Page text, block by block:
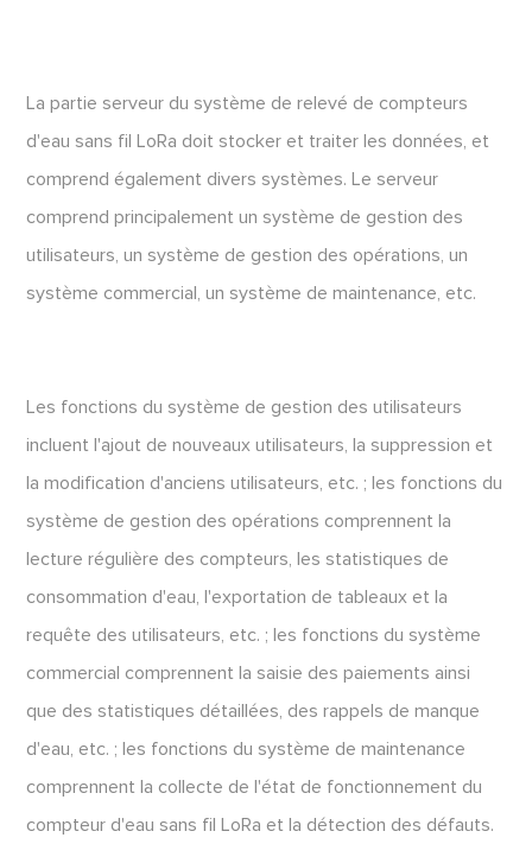
La partie serveur du système de relevé de compteurs
d'eau sans fil LoRa doit stocker et traiter les données, et
comprend également divers systèmes. Le serveur
comprend principalement un système de gestion des
utilisateurs, un système de gestion des opérations, un
système commercial, un système de maintenance, etc.
Les fonctions du système de gestion des utilisateurs
incluent l'ajout de nouveaux utilisateurs, la suppression et
la modification d'anciens utilisateurs, etc. ; les fonctions du
système de gestion des opérations comprennent la
lecture régulière des compteurs, les statistiques de
consommation d'eau, l'exportation de tableaux et la
requête des utilisateurs, etc. ; les fonctions du système
commercial comprennent la saisie des paiements ainsi
que des statistiques détaillées, des rappels de manque
d'eau, etc. ; les fonctions du système de maintenance
comprennent la collecte de l'état de fonctionnement du
compteur d'eau sans fil LoRa et la détection des défauts.